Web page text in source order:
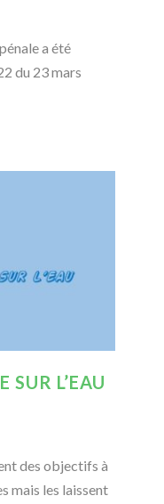
a été
du 23 mars
SUR L’EAU
des objectifs à
mais les laissent